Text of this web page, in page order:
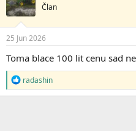
Član
25 Jun 2026
Toma blace 100 lit cenu sad
R
e
a
radashin